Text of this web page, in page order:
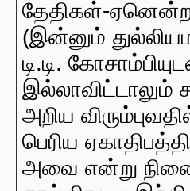
தேதிகள்-
(இன்னும்
டி.டி.
இல்லாவிட்டாலும்
அறிய
பெரிய
அவை என்று